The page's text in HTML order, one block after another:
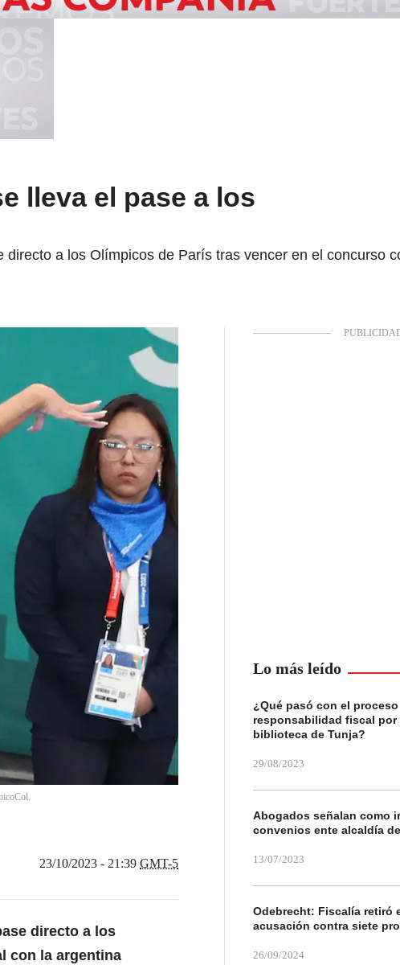
lleva el pase a los
a los Olímpicos de París tras vencer en el concurso
23/10/2023 - 21:39 GMT-5
directo a los
con la argentina
Lo más leído
¿Qué pasó con el
responsabilidad fiscal por
biblioteca de Tunja?
29/08/2023
Abogados señalan como
convenios ente alcaldía
13/07/2023
Odebrecht: Fiscalía retiró
acusación contra siete
26/09/2024